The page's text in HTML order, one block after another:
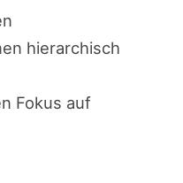
hierarchisch
Fokus auf